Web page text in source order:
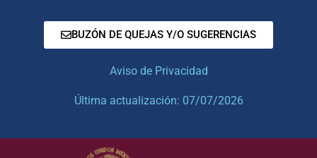
BUZÓN DE QUEJAS Y/O SUGERENCIAS
Aviso de Privacidad
Última actualización: 07/07/2026